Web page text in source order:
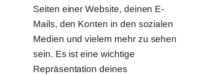
Seiten einer Website, deinen E-
Mails, den Konten in den sozialen
Medien und vielem mehr zu sehen
sein. Es ist eine wichtige
Repräsentation deines